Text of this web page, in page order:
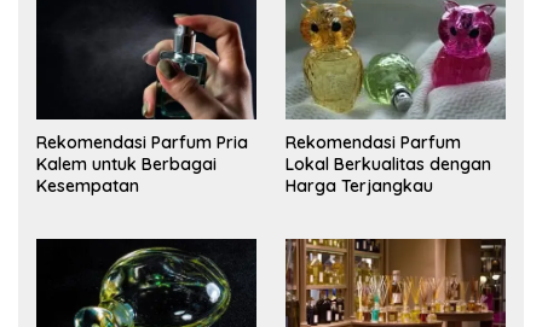
Rekomendasi Parfum Pria
Kalem untuk Berbagai
Kesempatan
Rekomendasi Parfum
Lokal Berkualitas dengan
Harga Terjangkau